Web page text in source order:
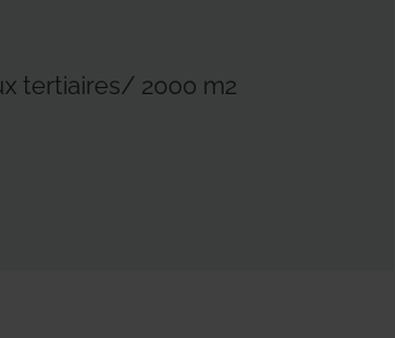
tertiaires/ 2000 m2